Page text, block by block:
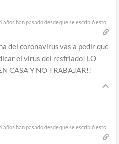
6 años han pasado desde que se escribió esto
del coronavirus vas a pedir que
el virus del resfriado! LO
CASA Y NO TRABAJAR!!
6 años han pasado desde que se escribió esto